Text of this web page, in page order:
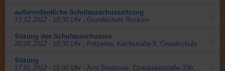
außerordentliche Schulausschusssitzung
13.12.2012 - 18:30 Uhr - Grundschule Roskow
Sitzung des Schulausschusses
20.08.2012 - 18:30 Uhr - Pritzerbe, Kirchstraße 8, Grundschule
Sitzung
17.01.2012 - 19:00 Uhr - Amt Beetzsee, Chausseestraße 33b,